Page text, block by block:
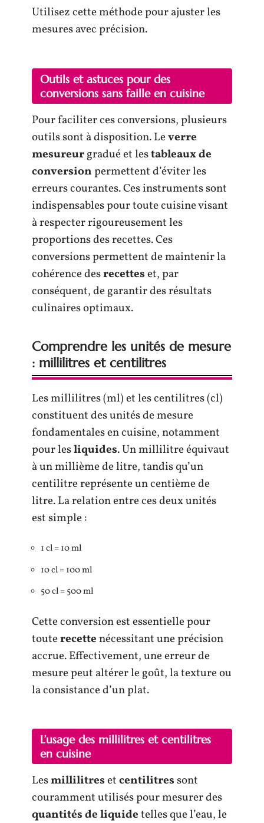
Utilisez cette méthode pour ajuster les
mesures avec précision.
Outils et astuces pour des
conversions sans faille en cuisine
Pour faciliter ces conversions, plusieurs
outils sont à disposition. Leverre
mesureurgradué et lestableaux de
conversionpermettent d’éviter les
erreurs courantes. Ces instruments sont
indispensables pour toute cuisine visant
à respecter rigoureusement les
proportions des recettes. Ces
conversions permettent de maintenir la
cohérence desrecetteset, par
conséquent, de garantir des résultats
culinaires optimaux.
Comprendre les unités de mesure
: millilitres et centilitres
Les millilitres (ml) et les centilitres (cl)
constituent des unités de mesure
fondamentales en cuisine, notamment
pour lesliquides. Un millilitre équivaut
à un millième de litre, tandis qu’un
centilitre représente un centième de
litre. La relation entre ces deux unités
est simple :
1 cl = 10 ml
10 cl = 100 ml
50 cl = 500 ml
Cette conversion est essentielle pour
touterecettenécessitant une précision
accrue. Effectivement, une erreur de
mesure peut altérer le goût, la texture ou
la consistance d’un plat.
L’usage des millilitres et centilitres
en cuisine
Lesmillilitresetcentilitressont
couramment utilisés pour mesurer des
quantités de liquidetelles que l’eau, le